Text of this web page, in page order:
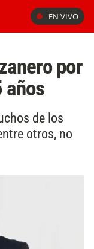
EN VIVO
por
años
de los
otros, no